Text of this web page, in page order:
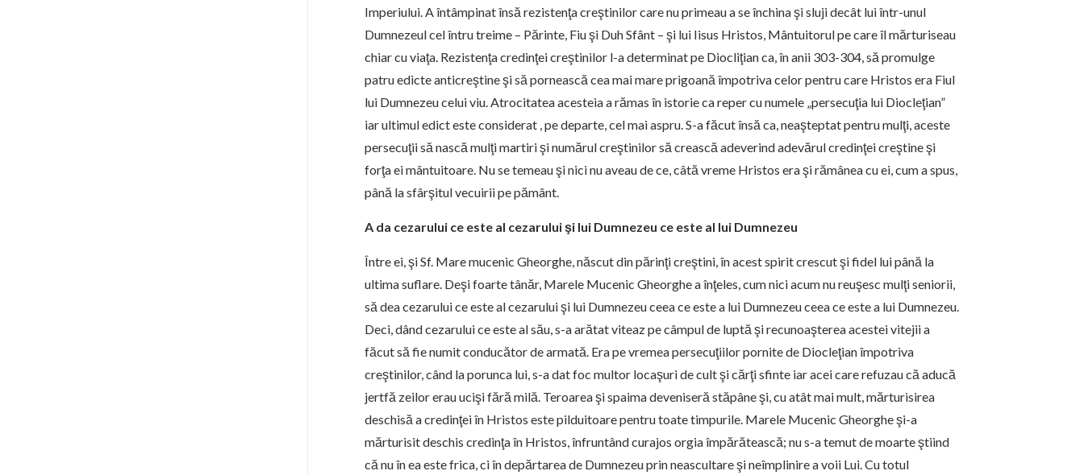
Imperiului. A întâmpinat însă rezistenţa creştinilor care nu primeau a se închina şi sluji decât lui într-unul
Dumnezeul cel întru treime – Părinte, Fiu şi Duh Sfânt – şi lui Iisus Hristos, Mântuitorul pe care îl mărturiseau
chiar cu viaţa. Rezistenţa credinţei creştinilor l-a determinat pe Diocliţian ca, în anii 303-304, să promulge
patru edicte anticreştine şi să pornească cea mai mare prigoană împotriva celor pentru care Hristos era Fiul
lui Dumnezeu celui viu. Atrocitatea acesteia a rămas în istorie ca reper cu numele „persecuţia lui Diocleţian”
iar ultimul edict este considerat , pe departe, cel mai aspru. S-a făcut însă ca, neaşteptat pentru mulţi, aceste
persecuţii să nască mulţi martiri şi numărul creştinilor să crească adeverind adevărul credinţei creştine şi
forţa ei mântuitoare. Nu se temeau şi nici nu aveau de ce, câtă vreme Hristos era şi rămânea cu ei, cum a spus,
până la sfârşitul vecuirii pe pământ.
A da cezarului ce este al cezarului şi lui Dumnezeu ce este al lui Dumnezeu
Între ei, şi Sf. Mare mucenic Gheorghe, născut din părinţi creştini, în acest spirit crescut şi fidel lui până la
ultima suflare. Deşi foarte tânăr, Marele Mucenic Gheorghe a înţeles, cum nici acum nu reuşesc mulţi seniorii,
să dea cezarului ce este al cezarului şi lui Dumnezeu ceea ce este a lui Dumnezeu ceea ce este a lui Dumnezeu.
Deci, dând cezarului ce este al său, s-a arătat viteaz pe câmpul de luptă şi recunoaşterea acestei vitejii a
făcut să fie numit conducător de armată. Era pe vremea persecuţiilor pornite de Diocleţian împotriva
creştinilor, când la porunca lui, s-a dat foc multor locaşuri de cult şi cărţi sfinte iar acei care refuzau că aducă
jertfă zeilor erau ucişi fără milă. Teroarea şi spaima deveniseră stăpâne şi, cu atât mai mult, mărturisirea
deschisă a credinţei în Hristos este pilduitoare pentru toate timpurile. Marele Mucenic Gheorghe şi-a
mărturisit deschis credinţa în Hristos, înfruntând curajos orgia împărătească; nu s-a temut de moarte ştiind
că nu în ea este frica, ci în depărtarea de Dumnezeu prin neascultare şi neîmplinire a voii Lui. Cu totul